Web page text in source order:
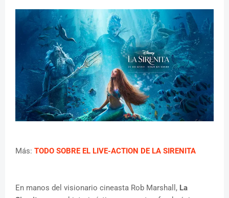
Más: TODO SOBRE EL LIVE-ACTION DE LA SIRENITA
En manos del visionario cineasta Rob Marshall, La